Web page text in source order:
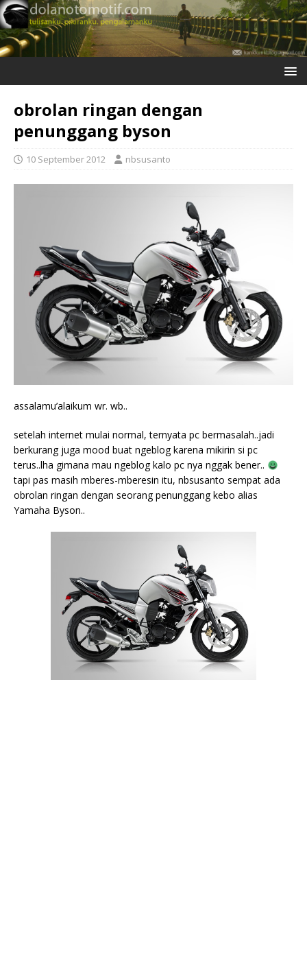
obrolan ringan dengan
penunggang byson
10 September 2012 nbsusanto
assalamu’alaikum wr. wb..
setelah internet mulai normal, ternyata pc bermasalah..jadi
berkurang juga mood buat ngeblog karena mikirin si pc
terus..lha gimana mau ngeblog kalo pc nya nggak bener..
tapi pas masih mberes-mberesin itu, nbsusanto sempat ada
obrolan ringan dengan seorang penunggang kebo alias
Yamaha Byson..